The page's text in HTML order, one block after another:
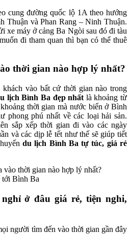
cung đường quốc lộ 1A theo hướng
Thuận và Phan Rang – Ninh Thuận.
xe máy ở cảng Ba Ngòi sau đó đi tàu
đi tham quan thì bạn có thể thuê
thời gian nào hợp lý nhất?
vào bất cứ thời gian nào trong
lịch Bình Ba đẹp nhất là khoảng từ
thời gian mà nước biển ở Bình
phong phú nhất về các loại hải sản.
sắp xếp thời gian đi vào các ngày
và các dịp lễ tết như thế sẽ giúp tiết
du lịch Bình Ba tự túc, giá rẻ
tới Bình Ba
ở đâu giá rẻ, tiện nghi,
người tìm đến vào thời gian gần đây